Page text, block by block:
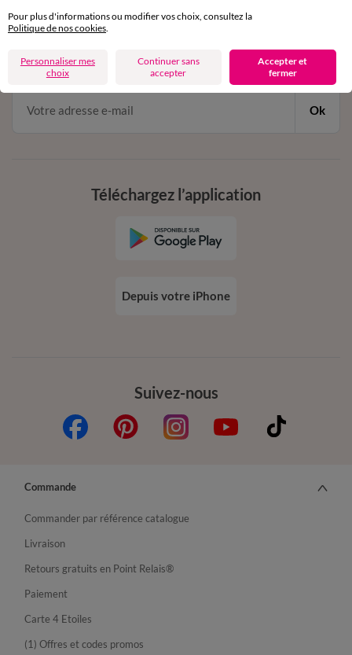
11€ Offerts
en vous inscrivant à la newsletter
dès 20€ d’achat
conditions dans votre email de confirmation
Ok
Suivez-nous
Téléchargez l’application
Depuis votre iPhone
Commande
Commander par référence catalogue
Livraison
Retours gratuits en Point Relais®
Paiement
Carte 4 Etoiles
(1) Offres et codes promos
Pour plus d'informations ou modifier vos choix, consultez la
Politique de nos cookies
Personnaliser mes
choix
Continuer sans
accepter
Accepter et
fermer